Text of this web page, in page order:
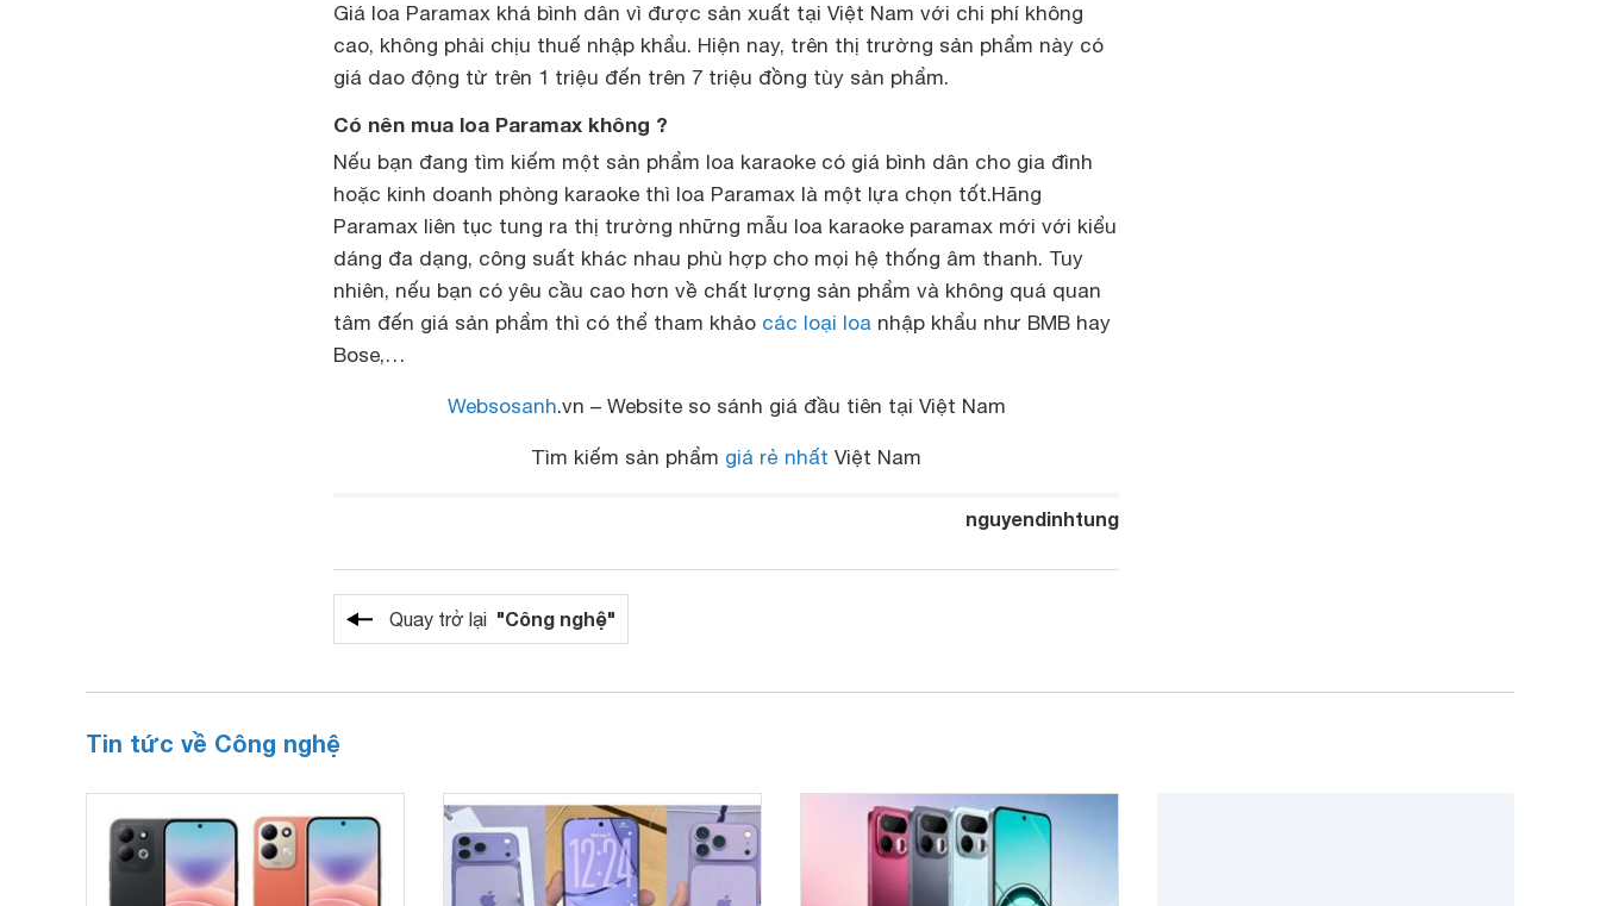
Giá loa Paramax khá bình dân vì được sản xuất tại Việt Nam với chi phí không
cao, không phải chịu thuế nhập khẩu. Hiện nay, trên thị trường sản phẩm này có
giá dao động từ trên 1 triệu đến trên 7 triệu đồng tùy sản phẩm.
Có nên mua loa Paramax không ?
Nếu bạn đang tìm kiếm một sản phẩm loa karaoke có giá bình dân cho gia đình
hoặc kinh doanh phòng karaoke thì loa Paramax là một lựa chọn tốt.Hãng
Paramax liên tục tung ra thị trường những mẫu loa karaoke paramax mới với kiểu
dáng đa dạng, công suất khác nhau phù hợp cho mọi hệ thống âm thanh. Tuy
nhiên, nếu bạn có yêu cầu cao hơn về chất lượng sản phẩm và không quá quan
tâm đến giá sản phẩm thì có thể tham khảo các loại loa nhập khẩu như BMB hay
Bose,…
Websosanh.vn – Website so sánh giá đầu tiên tại Việt Nam
Tìm kiếm sản phẩm giá rẻ nhất Việt Nam
nguyendinhtung
Quay trở lại "Công nghệ"
Tin tức về Công nghệ